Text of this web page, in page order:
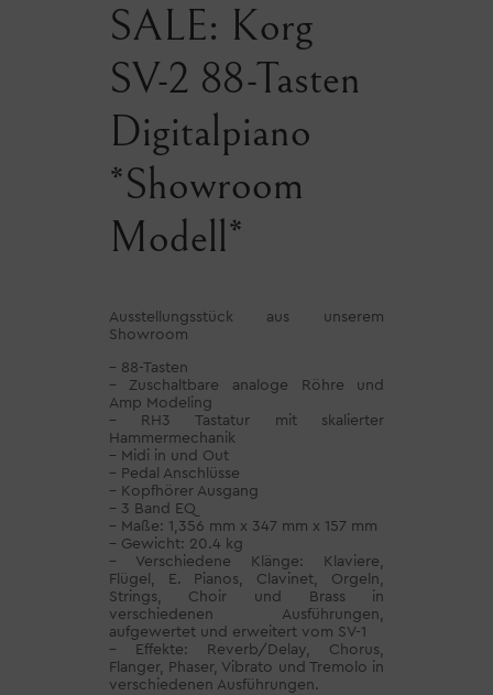
SALE: Korg
SV-2 88-Tasten
Digitalpiano
*Showroom
Modell*
Ausstellungsstück aus unserem
Showroom
– 88-Tasten
– Zuschaltbare analoge Röhre und
Amp Modeling
– RH3 Tastatur mit skalierter
Hammermechanik
– Midi in und Out
– Pedal Anschlüsse
– Kopfhörer Ausgang
– 3 Band EQ
– Maße: 1,356 mm x 347 mm x 157 mm
– Gewicht: 20.4 kg
– Verschiedene Klänge: Klaviere,
Flügel, E. Pianos, Clavinet, Orgeln,
Strings, Choir und Brass in
verschiedenen Ausführungen,
aufgewertet und erweitert vom SV-1
– Effekte: Reverb/Delay, Chorus,
Flanger, Phaser, Vibrato und Tremolo in
verschiedenen Ausführungen.